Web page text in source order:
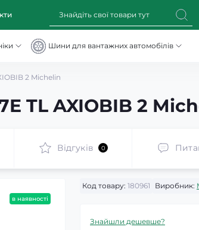
Шини для вантажних автомобілів
2 Michelin
TL AXIOBIB 2
Відгуків 0
в наявності
Код товару: 180961 Виробник:
Знайшли дешевше?